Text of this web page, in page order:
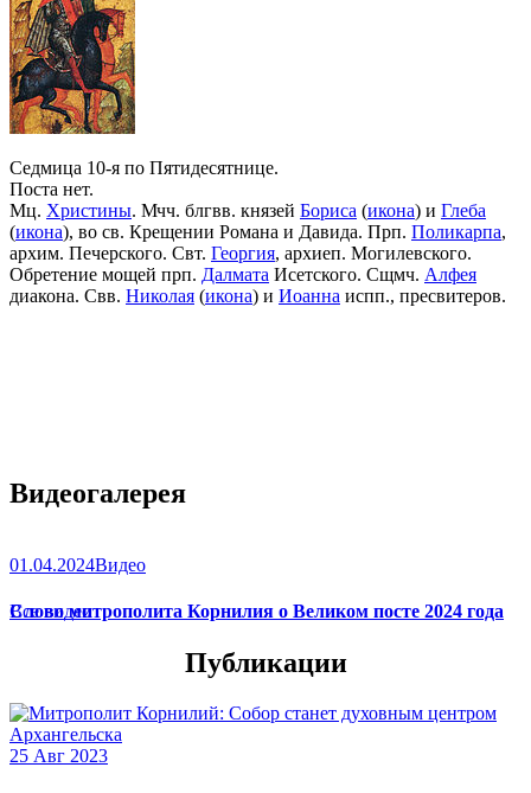
Седмица 10-я по Пятидесятнице.
Поста нет.
Мц. Христины. Мчч. блгвв. князей Бориса (икона) и Глеба
(икона), во св. Крещении Романа и Давида. Прп. Поликарпа,
архим. Печерского. Свт. Георгия, архиеп. Могилевского.
Обретение мощей прп. Далмата Исетского. Сщмч. Алфея
диакона. Свв. Николая (икона) и Иоанна испп., пресвитеров.
Видеогалерея
01.04.2024Видео
Слово митрополита Корнилия о Великом посте 2024 года
Все видео
Публикации
25 Авг 2023